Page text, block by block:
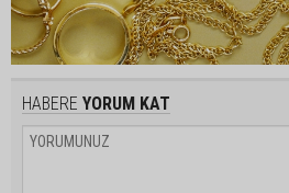
HABERE YORUM KAT